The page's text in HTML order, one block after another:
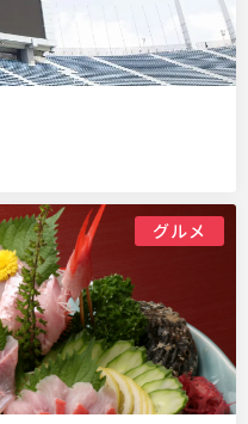
グルメ